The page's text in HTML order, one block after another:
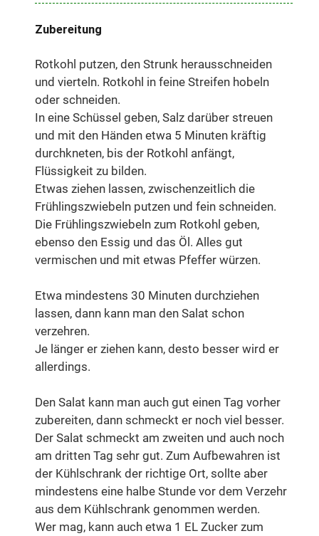
Zubereitung
Rotkohl putzen, den Strunk herausschneiden
und vierteln. Rotkohl in feine Streifen hobeln
oder schneiden.
In eine Schüssel geben, Salz darüber streuen
und mit den Händen etwa 5 Minuten kräftig
durchkneten, bis der Rotkohl anfängt,
Flüssigkeit zu bilden.
Etwas ziehen lassen, zwischenzeitlich die
Frühlingszwiebeln putzen und fein schneiden.
Die Frühlingszwiebeln zum Rotkohl geben,
ebenso den Essig und das Öl. Alles gut
vermischen und mit etwas Pfeffer würzen.
Etwa mindestens 30 Minuten durchziehen
lassen, dann kann man den Salat schon
verzehren.
Je länger er ziehen kann, desto besser wird er
allerdings.
Den Salat kann man auch gut einen Tag vorher
zubereiten, dann schmeckt er noch viel besser.
Der Salat schmeckt am zweiten und auch noch
am dritten Tag sehr gut. Zum Aufbewahren ist
der Kühlschrank der richtige Ort, sollte aber
mindestens eine halbe Stunde vor dem Verzehr
aus dem Kühlschrank genommen werden.
Wer mag, kann auch etwa 1 EL Zucker zum